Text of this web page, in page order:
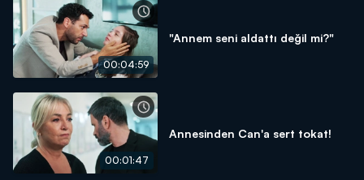
00:04:59
"Annem seni aldattı değil mi?"
00:01:47
Annesinden Can'a sert tokat!